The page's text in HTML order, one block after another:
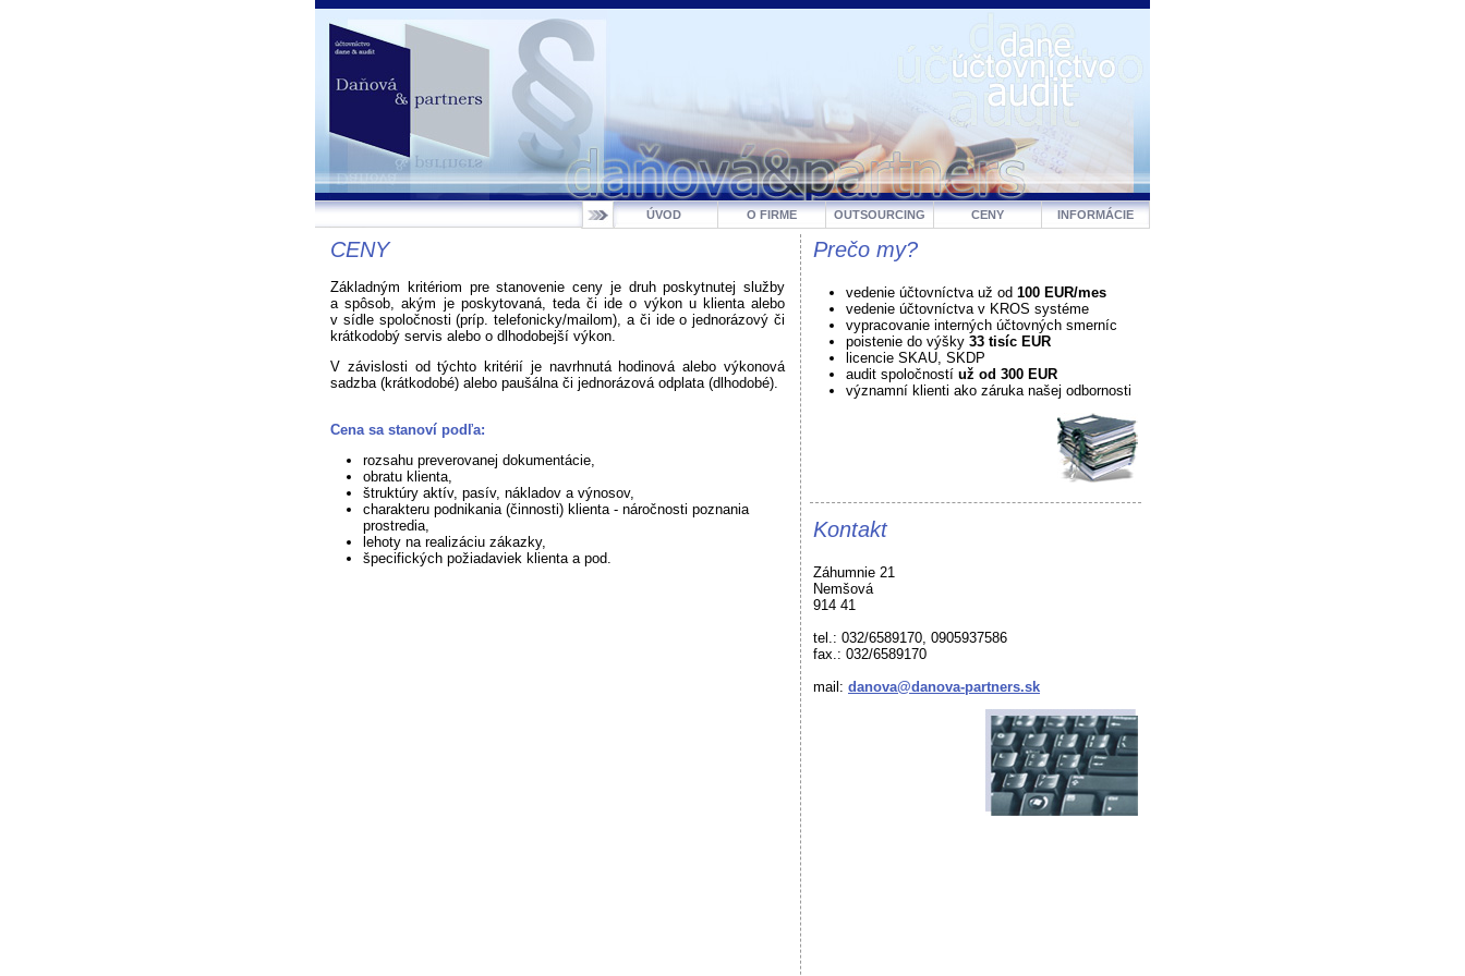
ÚVOD O FIRME OUTSOURCING CENY INFORMÁCIE
CENY
Základným kritériom pre stanovenie ceny je druh poskytnutej služby
a spôsob, akým je poskytovaná, teda či ide o výkon u klienta alebo
v sídle spoločnosti (príp. telefonicky/mailom), a či ide o jednorázový či
krátkodobý servis alebo o dlhodobejší výkon.
V závislosti od týchto kritérií je navrhnutá hodinová alebo výkonová
sadzba (krátkodobé) alebo paušálna či jednorázová odplata (dlhodobé).
Cena sa stanoví podľa:
rozsahu preverovanej dokumentácie,
obratu klienta,
štruktúry aktív, pasív, nákladov a výnosov,
charakteru podnikania (činnosti) klienta - náročnosti poznania
prostredia,
lehoty na realizáciu zákazky,
špecifických požiadaviek klienta a pod.
Prečo my?
vedenie účtovníctva už od 100 EUR/mes
vedenie účtovníctva v KROS systéme
vypracovanie interných účtovných smerníc
poistenie do výšky 33 tisíc EUR
licencie SKAU, SKDP
audit spoločností už od 300 EUR
významní klienti ako záruka našej odbornosti
Kontakt
Záhumnie 21
Nemšová
914 41
tel.: 032/6589170, 0905937586
fax.: 032/6589170
mail: danova@danova-partners.sk